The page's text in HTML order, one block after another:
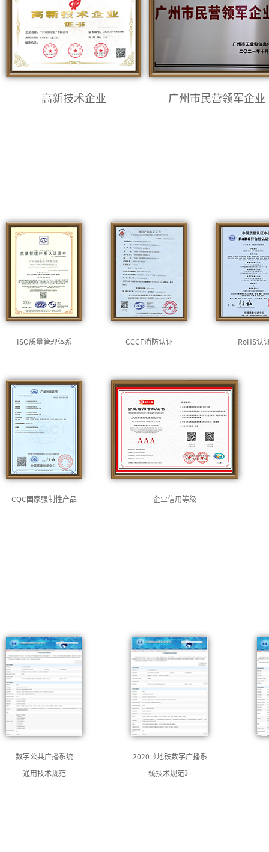
高新技术企业 广州市民营领军企业
ISO质量管理体系 CCCF消防认证 RoHS认
CQC国家强制性产品 企业信用等级
数字公共广播系统
通用技术规范
2020《地铁数字广播系
统技术规范》